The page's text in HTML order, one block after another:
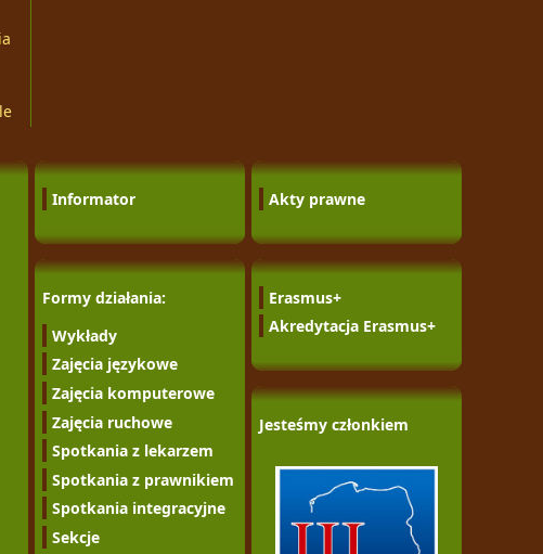
Informator
Formy działania:
Wykłady
Zajęcia językowe
Zajęcia komputerowe
Zajęcia ruchowe
Spotkania z lekarzem
Spotkania z prawnikiem
Spotkania integracyjne
Sekcje
Akty prawne
Erasmus+
Akredytacja Erasmus+
Jesteśmy członkiem